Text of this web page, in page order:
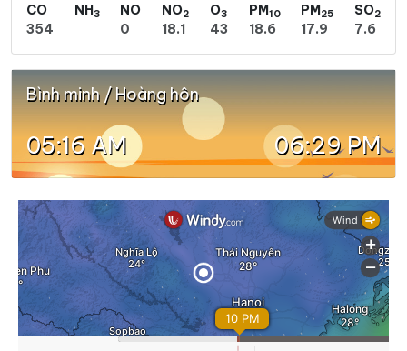
CO
354
NH3
NO
0
NO2
18.1
O3
43
PM10
18.6
PM25
17.9
SO2
7.6
Bình minh / Hoàng hôn
05:16 AM 06:29 PM